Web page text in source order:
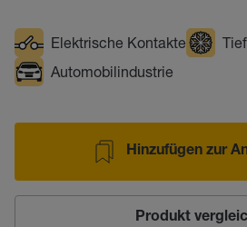
Elektrische Kontakte
Automobilindustrie
Hinzufügen zur
Produkt